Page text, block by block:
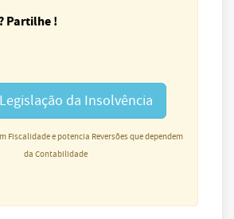
Partilhe !
Legislação da Insolvência
Fiscalidade e potencia Reversões que dependem
da Contabilidade